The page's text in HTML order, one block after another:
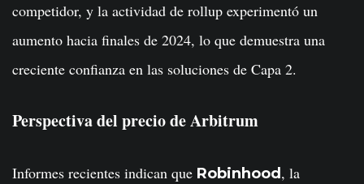
competidor, y la actividad de rollup experimentó un
aumento hacia finales de 2024, lo que demuestra una
creciente confianza en las soluciones de Capa 2.
Perspectiva del precio de Arbitrum
Informes recientes indican que Robinhood , la